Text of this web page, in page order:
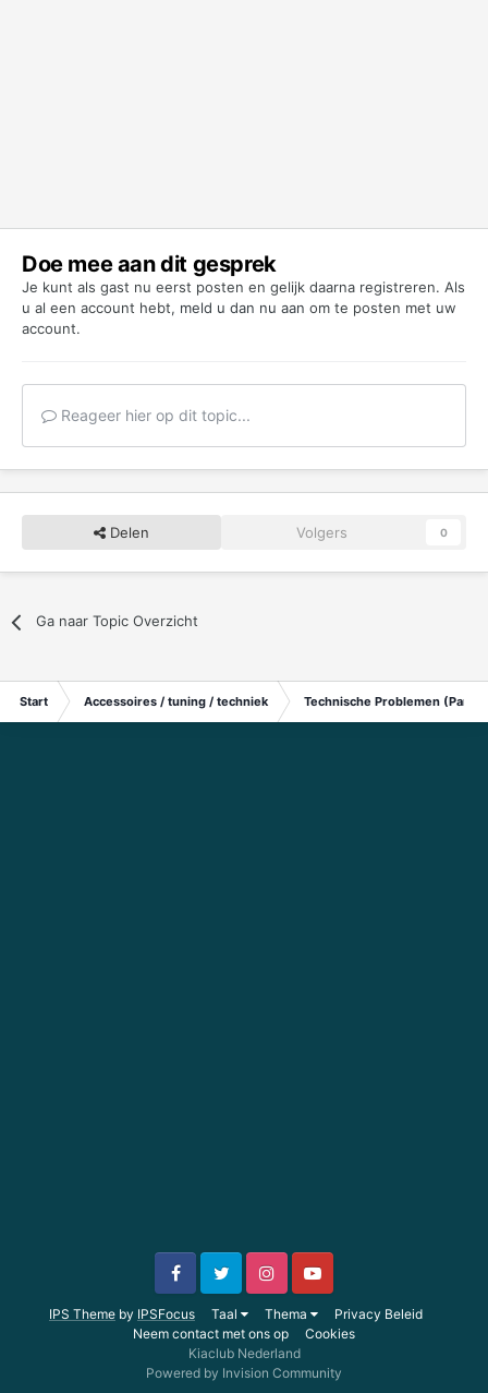
Doe mee aan dit gesprek
Je kunt als gast nu eerst posten en gelijk daarna registreren. Als
u al een account hebt, meld u dan nu aan om te posten met uw
account.
Reageer hier op dit topic...
Delen Volgers 0
Ga naar Topic Overzicht
Start Accessoires / tuning / techniek Technische Problemen
IPS Theme by IPSFocus Taal Thema
Privacy Beleid
Neem contact met ons op
Cookies
Kiaclub Nederland
Powered by Invision Community